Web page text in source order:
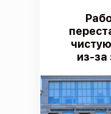
из-за